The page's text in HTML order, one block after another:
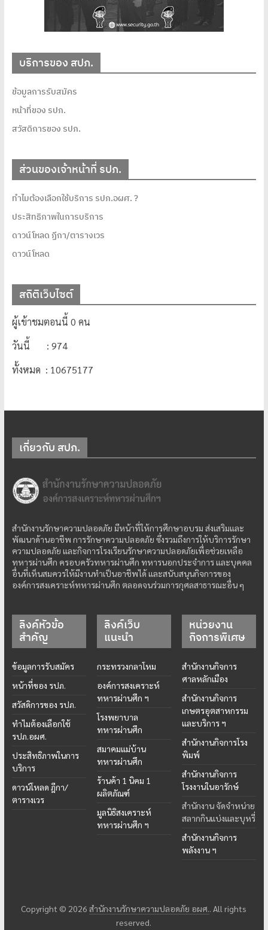
บริการของ สปภ.
ข้อมูลการรับสมัคร
หน้าที่ของ รปภ.
สวัสดิการของ รปภ.
ส่วนของเจ้าหน้าที่ รปภ.
ทำไมต้องเลือกใช้บริการ รปภ.อผศ. ?
ประสิทธิภาพในการบริการ
ดาวน์โหลด ฏีกา/ตารางเวร
ดาวน์โหลด
สถิติเว็บไซต์
ผู้เข้าชมตอนนี้ 0 คน
วันนี้ : 974
ทั้งหมด : 10675177
เกี่ยวกับ สปภ.
สำนักงานรักษาความปลอดภัย มีหน้าที่ให้การศึกษาอบรม ส่งเสริมและ
พัฒนาด้านอาชีพ การรักษาความปลอดภัย ซึ่งรวมถึงการให้บริการรักษา
ความปลอดภัย และกิจการโรงเรียนรักษาความปลอดภัยเพื่อช่วยเหลือ
ทหารผ่านศึก ครอบครัวทหารผ่านศึก ทหารนอกประจำการ และบุคคล
อื่นที่เห็นสมควรให้มีงานทำเป็นอาชีพได้ และสนับสนุนกิจการของ
องค์การสงเคราะห์ทหารผ่านศึก ตลอดจนร่วมการกุศลสาธารณะอื่น ๆ
ลิงค์หัวข้อ
สำคัญ
ข้อมูลการรับสมัคร
หน้าที่ของ รปภ.
สวัสดิการของ รปภ.
ทำไมต้องเลือกใช้
รปภ.อผศ.
ประสิทธิภาพในการ
บริการ
ดาวน์โหลด ฎีกา/
ตารางเวร
ลิงค์เว็บ
แนะนำ
กระทรวงกลาโหม
องค์การสงเคราะห์
ทหารผ่านศึก ฯ
โรงพยาบาล
ทหารผ่านศึก
สมาคมแม่บ้าน
ทหารผ่านศึก
ร้านค้า 1 นิคม 1
ผลิตภัณฑ์
มูลนิธิสงเคราะห์
ทหารผ่านศึก ฯ
หน่วยงาน
กิจการพิเศษ
สำนักงานกิจการ
ศาลหลักเมือง
สำนักงานกิจการ
เกษตรอุตสาหกรรม
และบริการ ฯ
สำนักงานกิจการโรง
พิมพ์
สำนักงานกิจการ
โรงงานในอารักษ์
สำนักงาน จัดจำหน่าย
สลากกินแบ่งและบุหรี่
สำนักงานกิจการ
พลังงาน ฯ
Copyright © 2026สำนักงานรักษาความปลอดภัย อผศ.. All rights
reserved.